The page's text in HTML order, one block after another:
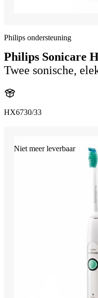
Philips ondersteuning
Philips Sonicare
Twee sonische,
HX6730/33
Niet meer leverbaar